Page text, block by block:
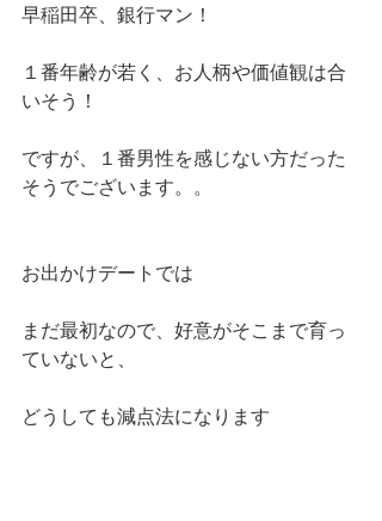
早稲田卒、銀行マン！
１番年齢が若く、お人柄や価値観は合
いそう！
ですが、１番男性を感じない方だった
そうでございます。。
お出かけデートでは
まだ最初なので、好意がそこまで育っ
ていないと、
どうしても減点法になります